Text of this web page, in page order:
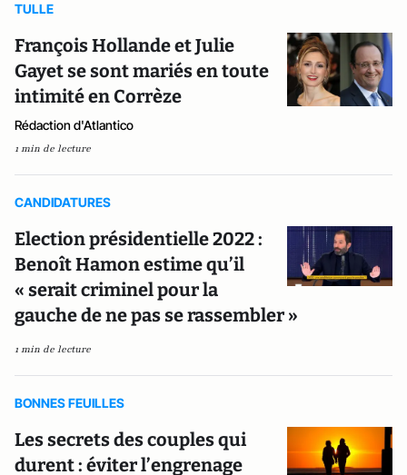
TULLE
François Hollande et Julie
Gayet se sont mariés en toute
intimité en Corrèze
Rédaction d'Atlantico
1 min de lecture
CANDIDATURES
Election présidentielle 2022 :
Benoît Hamon estime qu’il
« serait criminel pour la
gauche de ne pas se rassembler »
1 min de lecture
BONNES FEUILLES
Les secrets des couples qui
durent : éviter l’engrenage